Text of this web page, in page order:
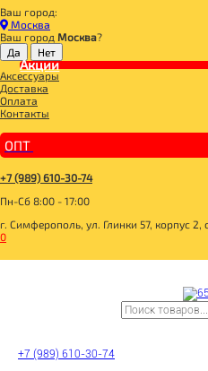
Ваш город:
Москва
Ваш город Москва?
Акции
Аксессуары
Доставка
Оплата
Контакты
ОПТ
+7 (989) 610-30-74
Пн-Сб 8:00 - 17:00
г. Симферополь, ул. Глинки 57, корпус 2,
0
+7 (989) 610-30-74
Главная
ДЛЯ ЗДОРОВОГО ПИТАНИЯ
СЛАДОСТИ И СНЕКИ
СНЭКИ И БАТОНЧИКИ
ФРУТИЛАД Батончик фруктовый с
ФРУТИЛАД